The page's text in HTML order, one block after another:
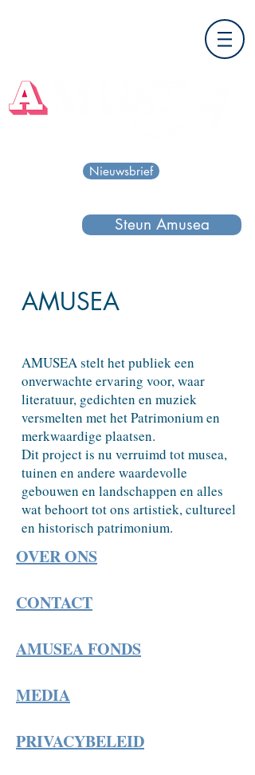
Nieuwsbrief
Steun Amusea
AMUSEA
AMUSEA stelt het publiek een
onverwachte ervaring voor, waar
literatuur, gedichten en muziek
versmelten met het Patrimonium en
merkwaardige plaatsen.
Dit project is nu verruimd tot musea,
tuinen en andere waardevolle
gebouwen en landschappen en alles
wat behoort tot ons artistiek, cultureel
en historisch patrimonium.
OVER ONS
CONTACT
AMUSEA FONDS
MEDIA
PRIVACYBELEID